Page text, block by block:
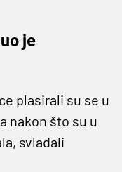
je
plasirali su se u
nakon što su u
svladali